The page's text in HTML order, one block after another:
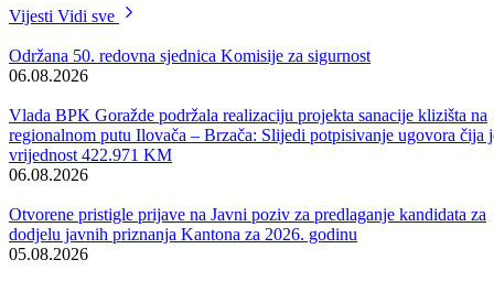
Vrijednost ugovora je 132.307,60KM, a 11 pravnih subjekata
zapošljavanje BPK Goražde. Kako je ovom prilikom istaknuto, po
put poslodavci su svoje aplikacije za učešće u programu popunjavali
U skladu sa aktivnom politikom zapošljavanja i Programom rada za
2012.godinu, Federalni zavod za zapošljavanje i ove godine
je aktivne mjere politike zapošljavanja. Ovaj program realizovao se s
sa posebnom socijalnom i rodnom osjetljivošću, radi jačanja njihove
konkurentnosti na tržištu rada, spriječavanju dugotrajne
te stvaranju uslova za sticanje njihovog prvog radnog iskustva. Ciljna